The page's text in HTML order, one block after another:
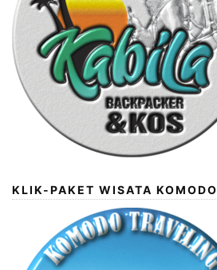
KLIK-PAKET WISATA KOMODO